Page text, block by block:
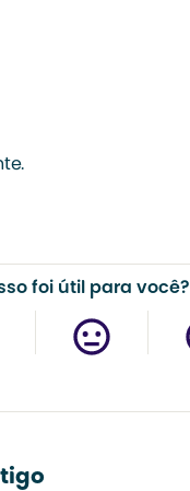
foi útil para você?